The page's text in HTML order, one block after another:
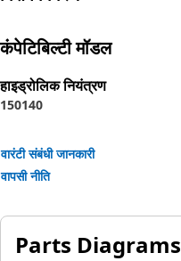
कंपेटिबिल्टी मॉडल
हाइड्रोलिक नियंत्रण
150140
वारंटी संबंधी जानकारी
वापसी नीति
Parts Diagrams